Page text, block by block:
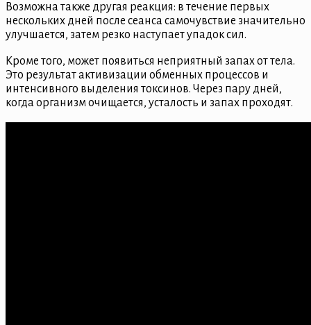
Возможна также другая реакция: в течение первых
нескольких дней после сеанса самочувствие значительно
улучшается, затем резко наступает упадок сил.
Кроме того, может появиться неприятный запах от тела.
Это результат активизации обменных процессов и
интенсивного выделения токсинов. Через пару дней,
когда организм очищается, усталость и запах проходят.